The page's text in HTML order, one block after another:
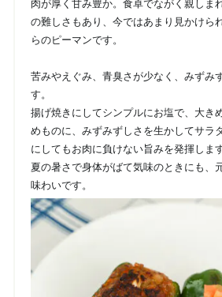
肉が厚く甘み豊か。食卓でながく親しま
の難しさもあり、今ではあまり見かけら
らのピーマンです。
苦みやえぐみ、青臭さが少なく、みずみ
す。
揚げ焼きにしてシンプルにお塩で、大き
めものに、みずみずしさを生かしてサラ
にしてもお肉に負けない旨みを発揮します
夏の暑さで身体がばて気味のときにも、
味わいです。